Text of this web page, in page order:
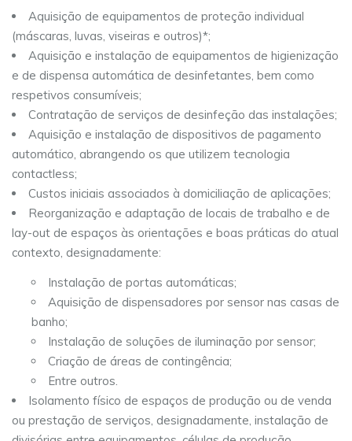
Aquisição de equipamentos de proteção individual
(máscaras, luvas, viseiras e outros)*;
Aquisição e instalação de equipamentos de higienização
e de dispensa automática de desinfetantes, bem como
respetivos consumíveis;
Contratação de serviços de desinfeção das instalações;
Aquisição e instalação de dispositivos de pagamento
automático, abrangendo os que utilizem tecnologia
contactless;
Custos iniciais associados à domiciliação de aplicações;
Reorganização e adaptação de locais de trabalho e de
lay-out de espaços às orientações e boas práticas do atual
contexto, designadamente:
Instalação de portas automáticas;
Aquisição de dispensadores por sensor nas casas de
banho;
Instalação de soluções de iluminação por sensor;
Criação de áreas de contingência;
Entre outros.
Isolamento físico de espaços de produção ou de venda
ou prestação de serviços, designadamente, instalação de